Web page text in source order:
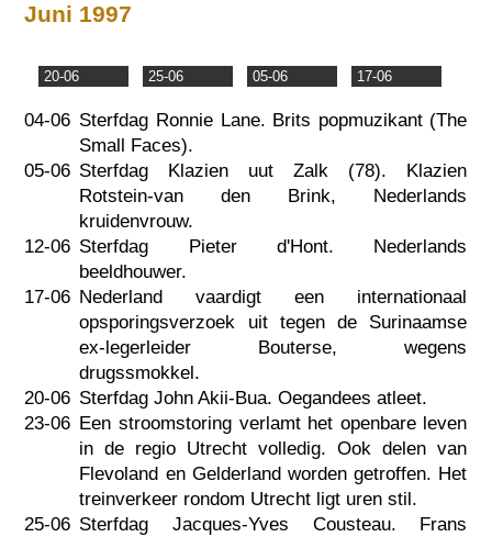
Juni 1997
20-06 25-06 05-06 17-06
04-06 Sterfdag Ronnie Lane. Brits popmuzikant (The
Small Faces).
05-06 Sterfdag Klazien uut Zalk (78). Klazien
Rotstein-van den Brink, Nederlands
kruidenvrouw.
12-06 Sterfdag Pieter d'Hont. Nederlands
beeldhouwer.
17-06 Nederland vaardigt een internationaal
opsporingsverzoek uit tegen de Surinaamse
ex-legerleider Bouterse, wegens
drugssmokkel.
20-06 Sterfdag John Akii-Bua. Oegandees atleet.
23-06 Een stroomstoring verlamt het openbare leven
in de regio Utrecht volledig. Ook delen van
Flevoland en Gelderland worden getroffen. Het
treinverkeer rondom Utrecht ligt uren stil.
25-06 Sterfdag Jacques-Yves Cousteau. Frans